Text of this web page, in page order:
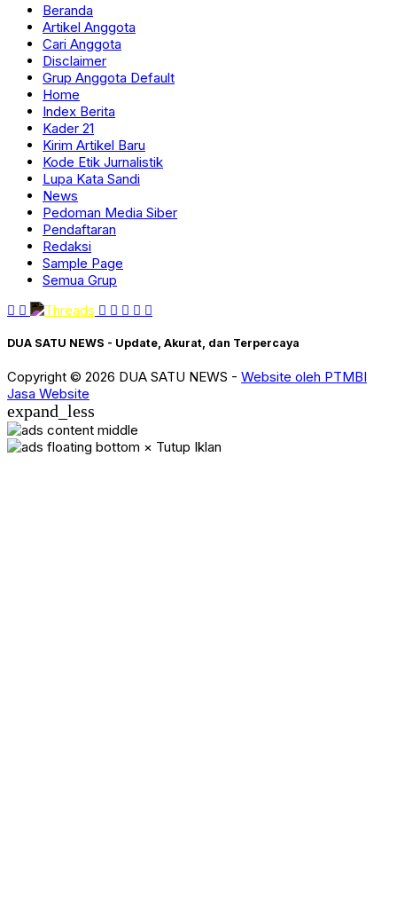
Beranda
Artikel Anggota
Cari Anggota
Disclaimer
Grup Anggota Default
Home
Index Berita
Kader 21
Kirim Artikel Baru
Kode Etik Jurnalistik
Lupa Kata Sandi
News
Pedoman Media Siber
Pendaftaran
Redaksi
Sample Page
Semua Grup
DUA SATU NEWS - Update, Akurat, dan Terpercaya
Copyright © 2026 DUA SATU NEWS - Website oleh PTMBI
Jasa Website
expand_less
× Tutup Iklan